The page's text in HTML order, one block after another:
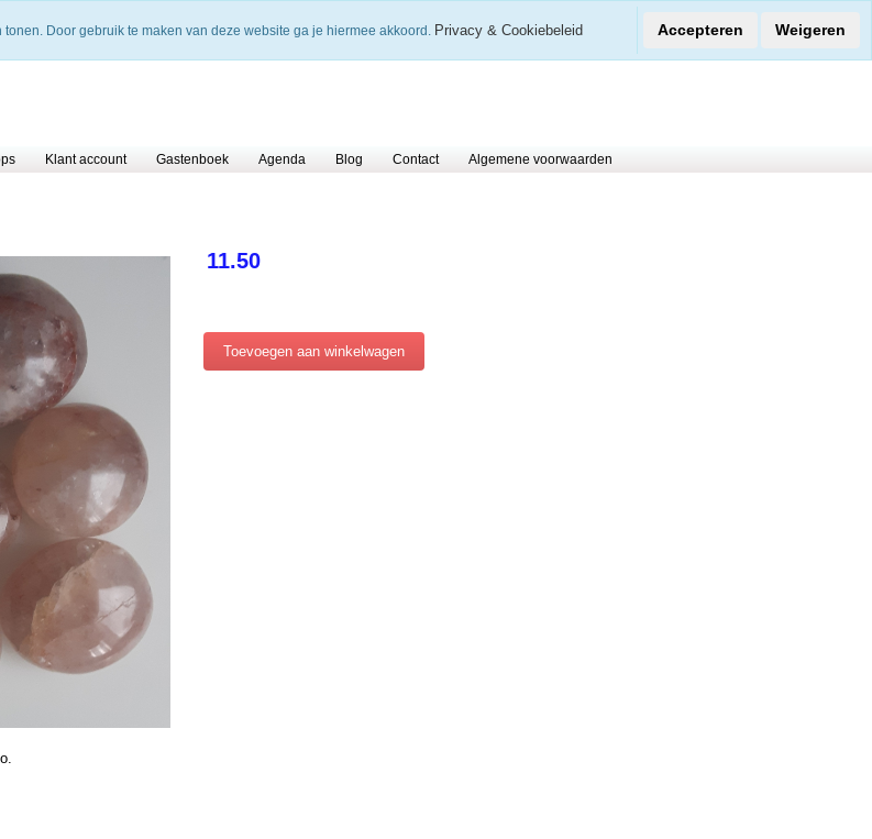
Klant account Gastenboek Agenda Blog Contact Algemene voorwaarden
11.50
Door gebruik te maken van deze website ga je hiermee akkoord. Privacy & Cookiebeleid Accepteren Weigeren